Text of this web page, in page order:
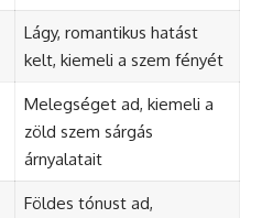
Lágy, romantikus hatást
kelt, kiemeli a szem fényét
Melegséget ad, kiemeli a
zöld szem sárgás
árnyalatait
Földes tónust ad,